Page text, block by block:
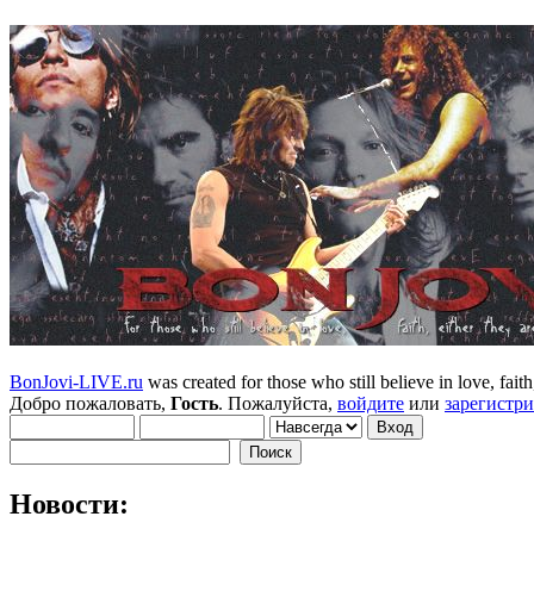
BonJovi-LIVE.ru was created for those who still believe in love,
Добро пожаловать, Гость. Пожалуйста, войдите или
Новости: